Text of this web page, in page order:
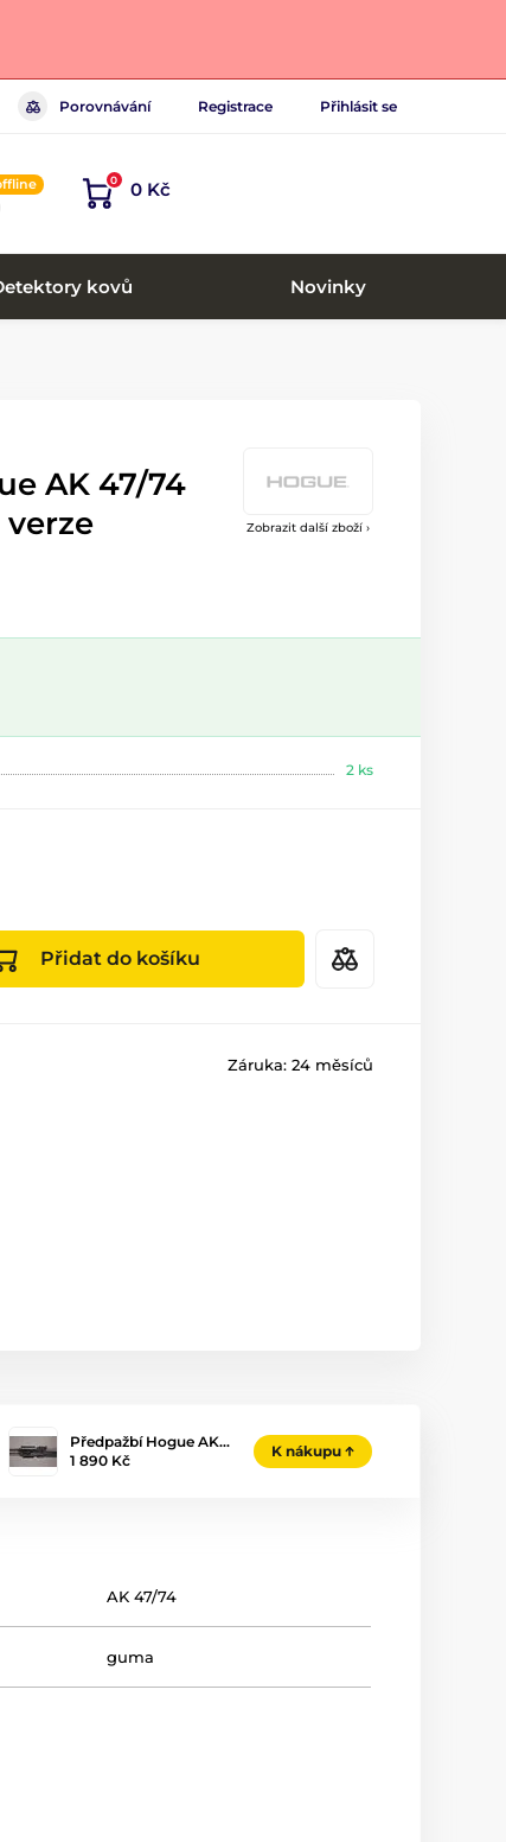
Porovnávání Registrace Přihlásit se
0 0 Kč
kovů Novinky
Zobrazit další zboží ›
AK 47/74
verze
2 ks
Přidat do košíku
Záruka: 24 měsíců
Předpažbí Hogue AK…
1 890 Kč
K nákupu
AK 47/74
guma